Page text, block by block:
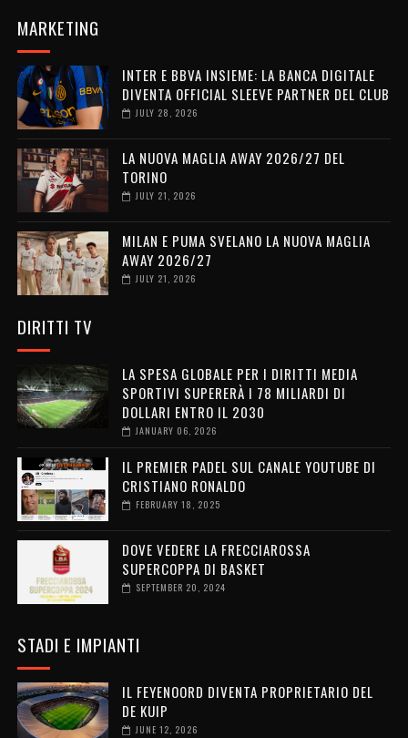
MARKETING
INTER E BBVA INSIEME: LA BANCA DIGITALE
DIVENTA OFFICIAL SLEEVE PARTNER DEL CLUB
JULY 28, 2026
LA NUOVA MAGLIA AWAY 2026/27 DEL
TORINO
JULY 21, 2026
MILAN E PUMA SVELANO LA NUOVA MAGLIA
AWAY 2026/27
JULY 21, 2026
DIRITTI TV
LA SPESA GLOBALE PER I DIRITTI MEDIA
SPORTIVI SUPERERÀ I 78 MILIARDI DI
DOLLARI ENTRO IL 2030
JANUARY 06, 2026
IL PREMIER PADEL SUL CANALE YOUTUBE DI
CRISTIANO RONALDO
FEBRUARY 18, 2025
DOVE VEDERE LA FRECCIAROSSA
SUPERCOPPA DI BASKET
SEPTEMBER 20, 2024
STADI E IMPIANTI
IL FEYENOORD DIVENTA PROPRIETARIO DEL
DE KUIP
JUNE 12, 2026